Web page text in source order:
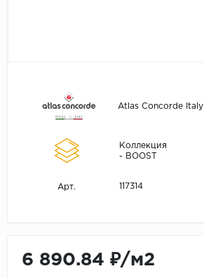
Atlas Concorde Italy
Коллекция
- BOOST
Арт. 117314
6 890.84 ₽/м2